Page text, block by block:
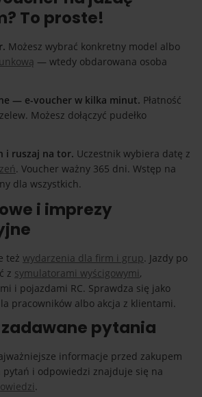
To proste!
Możesz wybrać konkretny model albo
— wtedy obdarowana osoba
— e-voucher w kilka minut. Płatność
Możesz dołączyć pudełko
i ruszaj na tor. Uczestnik wybiera datę z
. Voucher ważny 365 dni. Wstęp na
dla wszystkich.
i imprezy
też wydarzenia dla firm i grup. Jazdy po
z symulatorami wyścigowymi,
i pojazdami RC. Sprawdza się jako
pracowników albo akcja z klientami.
pytania
informacje przed zakupem
pytań i odpowiedzi znajduje się na
.